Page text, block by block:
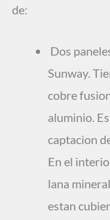
de:
Dos
Sunway.
cobre
aluminio.
captacion
En el
lana
estan